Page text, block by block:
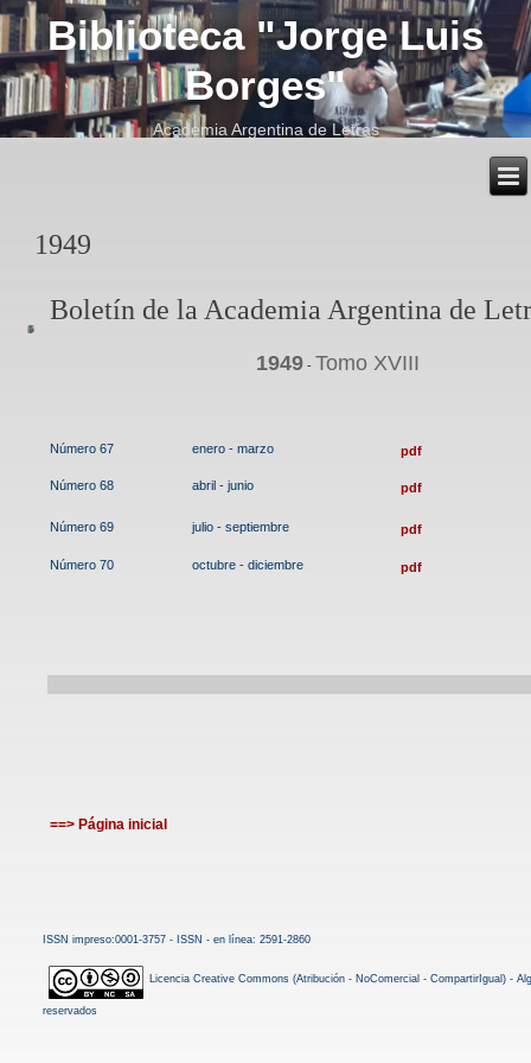
Biblioteca "Jorge Luis
Borges"
Academia Argentina de Letras
1949
Boletín de la Academia Argentina de
1949- Tomo XVIII
Número 67 enero - marzo pdf
Número 68 abril - junio pdf
Número 69 julio - septiembre pdf
Número 70 octubre - diciembre pdf
==> Página inicial
ISSN impreso:0001-3757 - ISSN - en línea: 2591-2860
Licencia Creative Commons (Atribución - NoComercial - CompartirIgual) -
reservados